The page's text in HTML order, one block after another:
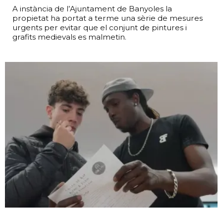
A instància de l’Ajuntament de Banyoles la
propietat ha portat a terme una sèrie de mesures
urgents per evitar que el conjunt de pintures i
grafits medievals es malmetin.